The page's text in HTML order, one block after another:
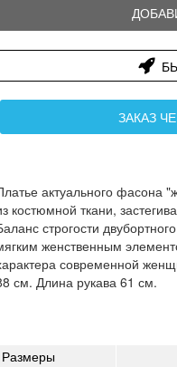
ЗАКАЗ
актуального фасона
костюмной ткани,
строгости
женственным
современной
см. Длина рукава 61 см.
Размеры